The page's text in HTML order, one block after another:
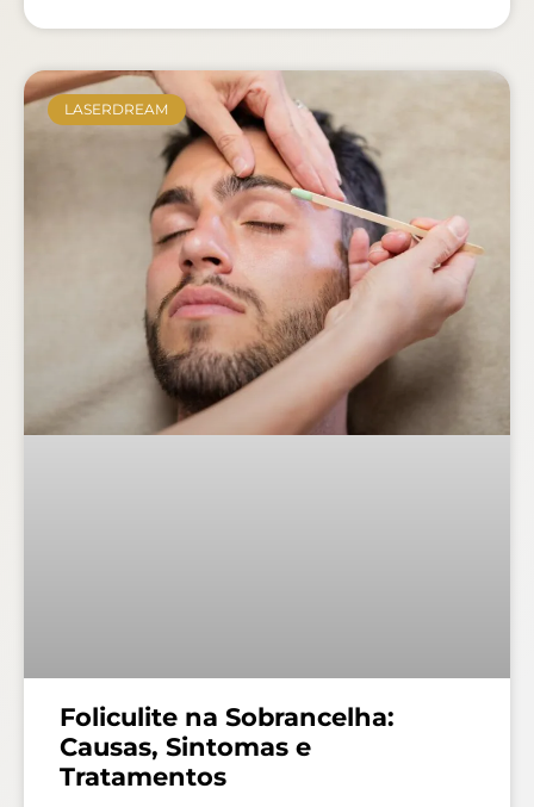
LASERDREAM
Foliculite na Sobrancelha:
Causas, Sintomas e
Tratamentos